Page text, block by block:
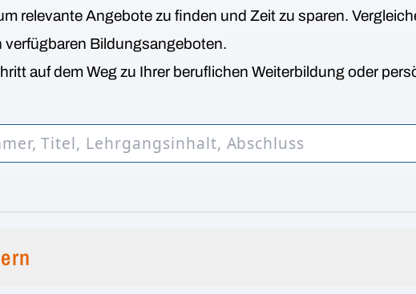
relevante Angebote zu finden und Zeit zu sparen.
verfügbaren Bildungsangeboten.
auf dem Weg zu Ihrer beruflichen Weiterbildung oder